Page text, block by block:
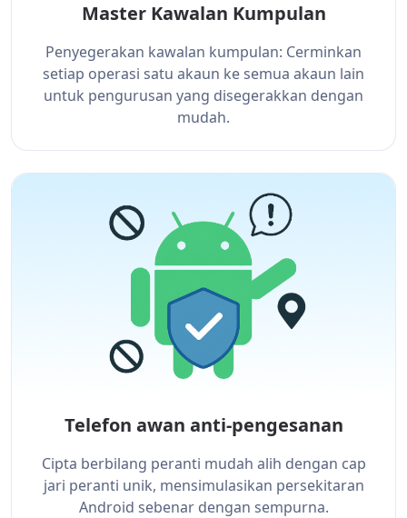
Master Kawalan Kumpulan
Penyegerakan kawalan kumpulan: Cerminkan
setiap operasi satu akaun ke semua akaun lain
untuk pengurusan yang disegerakkan dengan
mudah.
Telefon awan anti-pengesanan
Cipta berbilang peranti mudah alih dengan cap
jari peranti unik, mensimulasikan persekitaran
Android sebenar dengan sempurna.